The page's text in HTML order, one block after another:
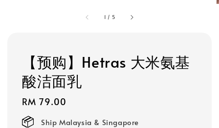
1 / 5
【预购】Hetras 大米氨基
酸洁面乳
Regular
price
RM 79.00
Ship Malaysia & Singapore